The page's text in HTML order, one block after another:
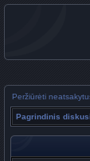
Peržiūrėti
Pagrindinis